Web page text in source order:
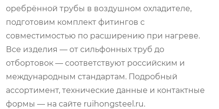
оребрённой трубы в воздушном охладителе,
подготовим комплект фитингов с
совместимостью по расширению при нагреве.
Все изделия — от сильфонных труб до
отбортовок — соответствуют российским и
международным стандартам. Подробный
ассортимент, технические данные и контактные
формы — на сайте ruihongsteel.ru.